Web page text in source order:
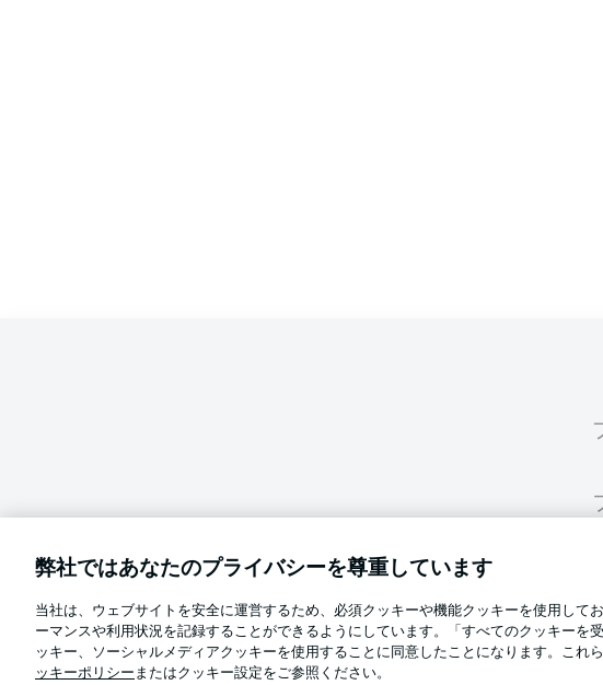
言語をお選びください
日本語
スターテ
Football as it's meant to be
弊社ではあなたのプライバシーを尊重しています
当社は、ウェブサイトを安全に運営するため、必須クッキーや機能クッキーを使用し
ーマンスや利用状況を記録することができるようにしています。「すべてのクッキー
ッキー、ソーシャルメディアクッキーを使用することに同意したことになります。これ
ッキーポリシー またはクッキー設定をご参照ください。